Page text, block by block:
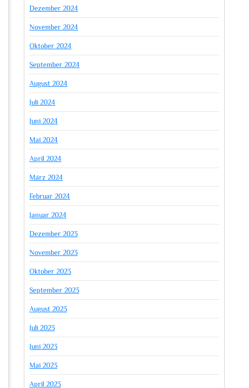
Dezember 2024
November 2024
Oktober 2024
September 2024
August 2024
Juli 2024
Juni 2024
Mai 2024
April 2024
März 2024
Februar 2024
Januar 2024
Dezember 2023
November 2023
Oktober 2023
September 2023
August 2023
Juli 2023
Juni 2023
Mai 2023
April 2023